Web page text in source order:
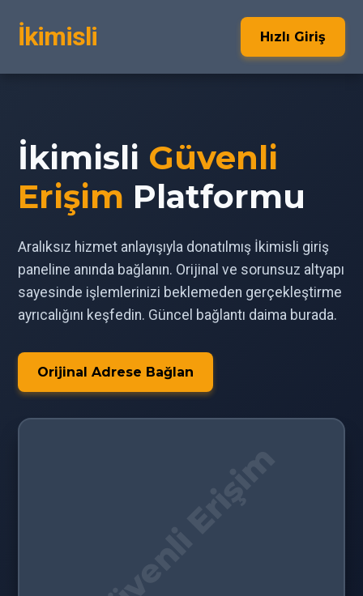
İkimisli Hızlı Giriş
İkimisli Güvenli
Erişim Platformu
Aralıksız hizmet anlayışıyla donatılmış İkimisli giriş
paneline anında bağlanın. Orijinal ve sorunsuz altyapı
sayesinde işlemlerinizi beklemeden gerçekleştirme
ayrıcalığını keşfedin. Güncel bağlantı daima burada.
Orijinal Adrese Bağlan